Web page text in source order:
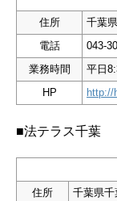
住所
千葉
電話
043-
業務時間
平日
HP
http://
■法テラス千葉
住所
千葉県